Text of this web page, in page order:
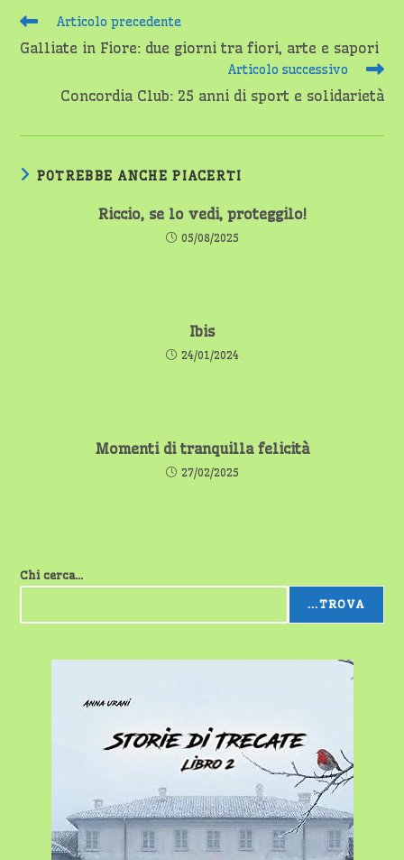
Leggi
articoli
Articolo precedente
Galliate in Fiore: due giorni tra fiori, arte e sapori
Articolo successivo
Concordia Club: 25 anni di sport e solidarietà
POTREBBE ANCHE PIACERTI
Riccio, se lo vedi, proteggilo!
05/08/2025
Ibis
24/01/2024
Momenti di tranquilla felicità
27/02/2025
Chi cerca...
...TROVA